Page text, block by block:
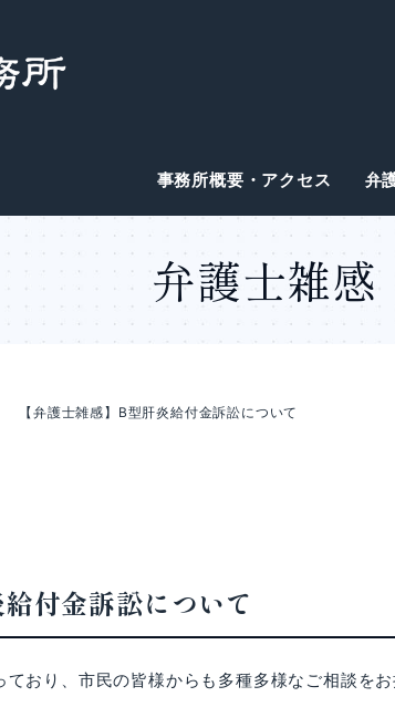
事務所概要・アクセス 弁
弁護士雑感
【弁護士雑感】B型肝炎給付金訴訟について
付金訴訟について
おり、市民の皆様からも多種多様なご相談を